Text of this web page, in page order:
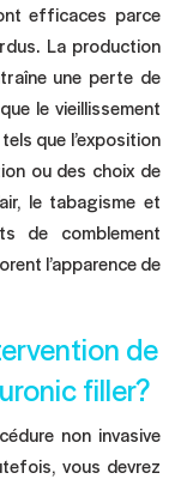
efficaces parce
La production
une perte de
le vieillissement
que l’exposition
ou des choix de
le tabagisme et
de comblement
l’apparence de
de
filler?
non invasive
vous devrez